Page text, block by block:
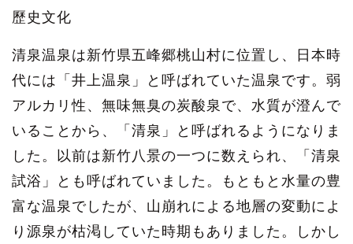
歷史文化
清泉温泉は新竹県五峰郷桃山村に位置し、日本時
代には「井上温泉」と呼ばれていた温泉です。弱
アルカリ性、無味無臭の炭酸泉で、水質が澄んで
いることから、「清泉」と呼ばれるようになりま
した。以前は新竹八景の一つに数えられ、「清泉
試浴」とも呼ばれていました。もともと水量の豊
富な温泉でしたが、山崩れによる地層の変動によ
り源泉が枯渇していた時期もありました。しかし